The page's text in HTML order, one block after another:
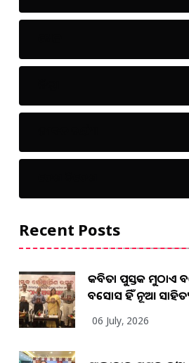
Recent Posts
କବିତା ପୁସ୍ତକ ମୁଠାଏ
ଅବସୋସ ହିଁ ନୂଆ
06 July, 2026